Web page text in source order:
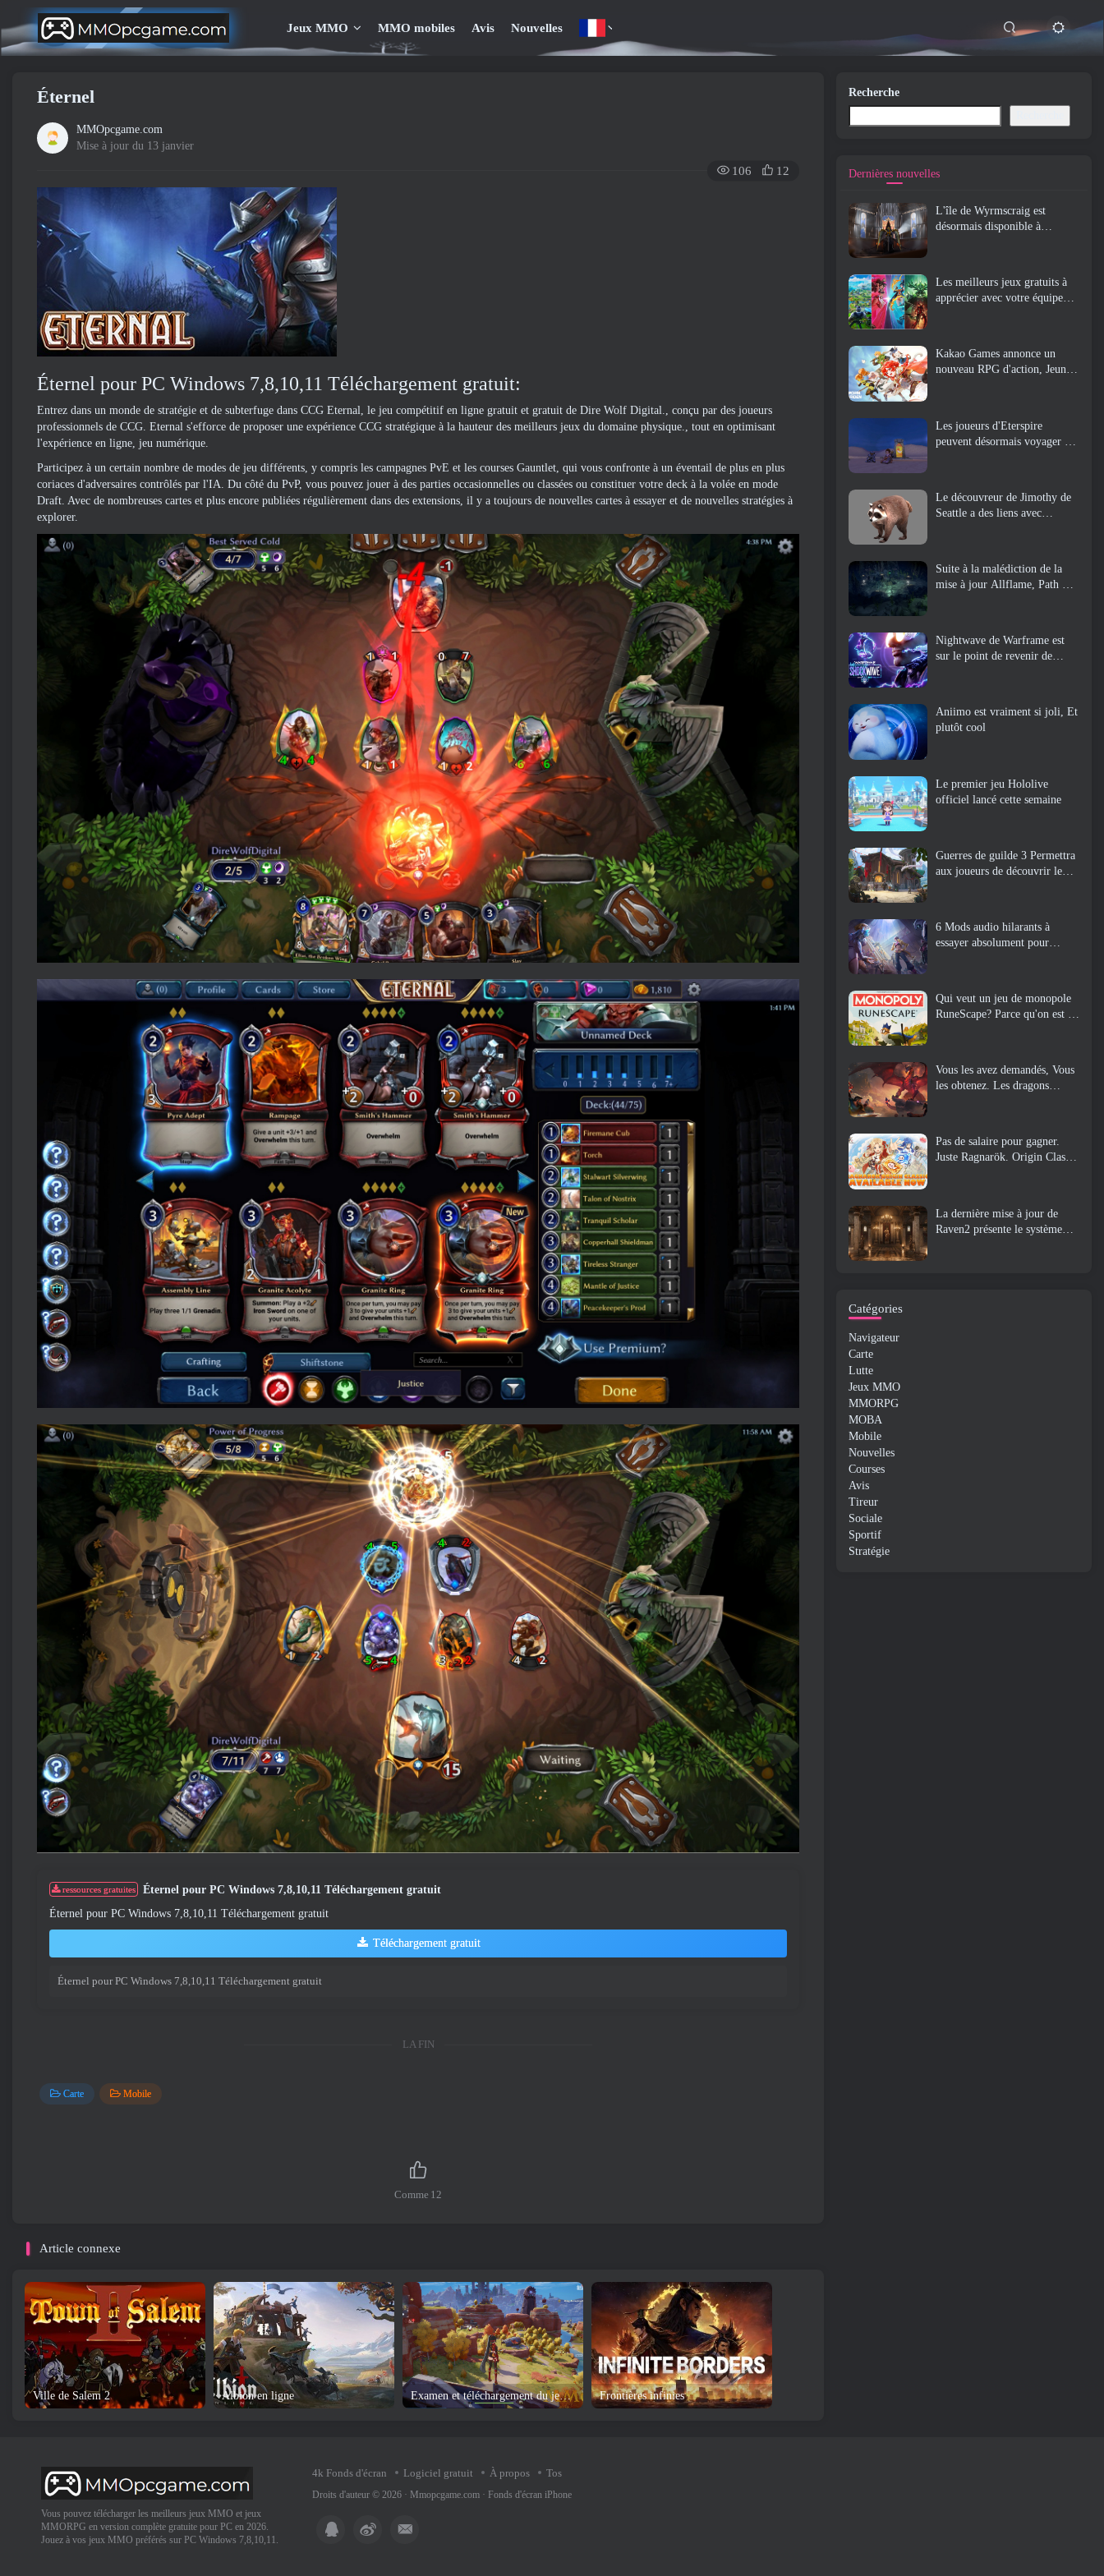
Jeux MMO MMO mobiles Avis Nouvelles
Éternel
MMOpcgame.com
Mise à jour du 13 janvier
106 12
Éternel pour PC Windows 7,8,10,11 Téléchargement gratuit:
Entrez dans un monde de stratégie et de subterfuge dans CCG Eternal, le jeu compétitif en ligne gratuit et gratuit de Dire Wolf Digital., conçu par des joueurs
professionnels de CCG. Eternal s'efforce de proposer une expérience CCG stratégique à la hauteur des meilleurs jeux du domaine physique., tout en optimisant
l'expérience en ligne, jeu numérique.
Participez à un certain nombre de modes de jeu différents, y compris les campagnes PvE et les courses Gauntlet, qui vous confronte à un éventail de plus en plus
coriaces d'adversaires contrôlés par l'IA. Du côté du PvP, vous pouvez jouer à des parties occasionnelles ou classées ou constituer votre deck à la volée en mode
Draft. Avec de nombreuses cartes et plus encore publiées régulièrement dans des extensions, il y a toujours de nouvelles cartes à essayer et de nouvelles stratégies à
explorer.
ressources gratuites
Éternel pour PC Windows 7,8,10,11 Téléchargement gratuit
Éternel pour PC Windows 7,8,10,11 Téléchargement gratuit
Téléchargement gratuit
Éternel pour PC Windows 7,8,10,11 Téléchargement gratuit
LA FIN
Carte Mobile
Comme 12
Article connexe
Ville de Salem 2 Albion en ligne Examen et téléchargement du jeu Tower of Fantasy Frontières infinies
Recherche
Dernières nouvelles
L'île de Wyrmscraig est
désormais disponible à
Les meilleurs jeux gratuits à
apprécier avec votre équipe
Kakao Games annonce un
nouveau RPG d'action, Jeune
Les joueurs d'Eterspire
peuvent désormais voyager un
Le découvreur de Jimothy de
Seattle a des liens avec
Suite à la malédiction de la
mise à jour Allflame, Path Of
Nightwave de Warframe est
sur le point de revenir de
Aniimo est vraiment si joli, Et
plutôt cool
Le premier jeu Hololive
officiel lancé cette semaine
Guerres de guilde 3 Permettra
aux joueurs de découvrir le
6 Mods audio hilarants à
essayer absolument pour
Qui veut un jeu de monopole
RuneScape? Parce qu'on est en
Vous les avez demandés, Vous
les obtenez. Les dragons
Pas de salaire pour gagner.
Juste Ragnarök. Origin Classic
La dernière mise à jour de
Raven2 présente le système
Catégories
Navigateur
Carte
Lutte
Jeux MMO
MMORPG
MOBA
Mobile
Nouvelles
Courses
Avis
Tireur
Sociale
Sportif
Stratégie
Vous pouvez télécharger les meilleurs jeux MMO et jeux
MMORPG en version complète gratuite pour PC en 2026.
Jouez à vos jeux MMO préférés sur PC Windows 7,8,10,11.
4k Fonds d'écran Logiciel gratuit À propos Tos
Droits d'auteur © 2026 · Mmopcgame.com · Fonds d'écran iPhone